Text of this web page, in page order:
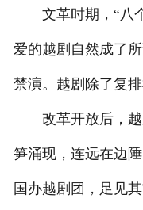
文革时期，“八个
爱的越剧自然成了
禁演。越剧除了复
改革开放后，越
笋涌现，连远在边
国办越剧团，足见